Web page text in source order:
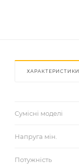
ХАРАКТЕРИСТИКИ
Сумісні моделі
Напруга мін.
Потужність